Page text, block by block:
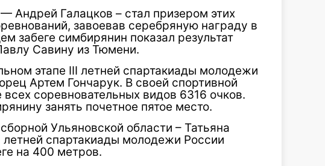
Андрей Галацков – стал призером этих
завоевав серебряную награду в
забеге симбирянин показал результат
Савину из Тюмени.
этапе III летней спартакиады молодежи
Артем Гончарук. В своей спортивной
соревновательных видов 6316 очков.
занять почетное пятое место.
Ульяновской области – Татьяна
летней спартакиады молодежи России
на 400 метров.